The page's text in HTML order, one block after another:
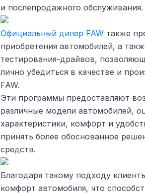
и послепродажного обслуживания.
Официальный дилер FAW также
приобретения автомобилей, а
тестирования-драйвов,
лично убедиться в качестве и
FAW.
Эти программы предоставляют
различные модели автомобилей,
характеристики, комфорт и
принять более обоснованное
средств.
Благодаря такому подходу
комфорт автомобиля, что